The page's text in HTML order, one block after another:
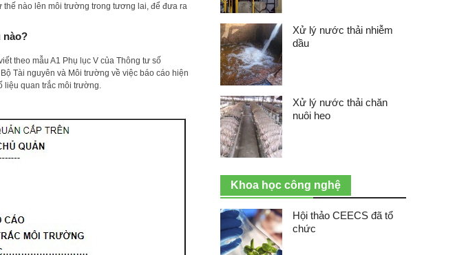
nào lên môi trường trong tương lai, để đưa ra
nào?
theo mẫu A1 Phụ lục V của Thông tư số
Tài nguyên và Môi trường về việc báo cáo hiện
liệu quan trắc môi trường.
Xử lý nước thải nhiễm
dầu
Xử lý nước thải chăn
nuôi heo
Khoa học công nghệ
Hội thảo CEECS đã tổ
chức